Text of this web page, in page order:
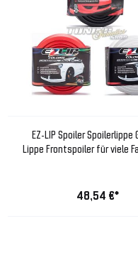
EZ-LIP Spoiler Spoilerlippe
Lippe Frontspoiler für viele
48,54 €*